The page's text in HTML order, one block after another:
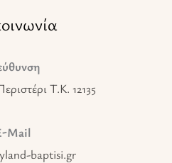
T.K. 12135
Mail
baptisi.gr